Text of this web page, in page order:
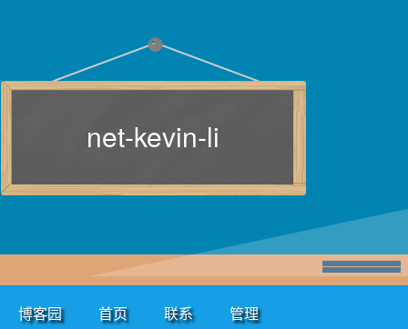
net-kevin-li
博客园 首页 联系 管理